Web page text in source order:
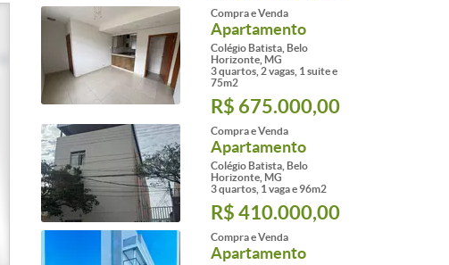
Compra e Venda
Apartamento
Colégio Batista, Belo
Horizonte, MG
3 quartos, 2 vagas, 1 suite e
75m2
R$ 675.000,00
Compra e Venda
Apartamento
Colégio Batista, Belo
Horizonte, MG
3 quartos, 1 vaga e 96m2
R$ 410.000,00
Compra e Venda
Apartamento